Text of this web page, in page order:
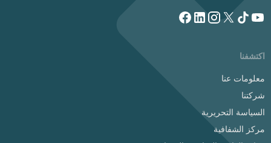
اكتشفنا
معلومات عنا
شركتنا
السياسة التحريرية
مركز الشفافية